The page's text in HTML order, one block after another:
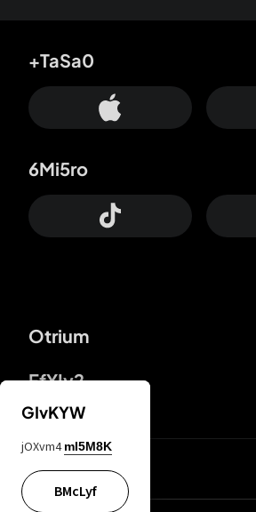
Otrium
FfYIy2
+TaSa0
6Mi5ro
Lj7sBL
GIvKYW
jOXvm4 mI5M8K
BMcLyf